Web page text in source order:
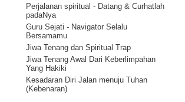
Perjalanan spiritual - Datang & Curhatlah
padaNya
Guru Sejati - Navigator Selalu
Bersamamu
Jiwa Tenang dan Spiritual Trap
Jiwa Tenang Awal Dari Keberlimpahan
Yang Hakiki
Kesadaran Diri Jalan menuju Tuhan
(Kebenaran)